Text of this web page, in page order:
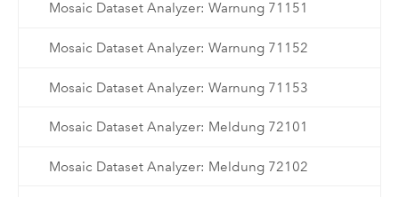
Mosaic Dataset Analyzer: Warnung 71151
Mosaic Dataset Analyzer: Warnung 71152
Mosaic Dataset Analyzer: Warnung 71153
Mosaic Dataset Analyzer: Meldung 72101
Mosaic Dataset Analyzer: Meldung 72102